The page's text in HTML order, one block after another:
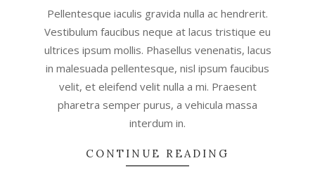
16
Pellentesque iaculis gravida nulla ac hendrerit.
Vestibulum faucibus neque at lacus tristique eu
ultrices ipsum mollis. Phasellus venenatis, lacus
in malesuada pellentesque, nisl ipsum faucibus
velit, et eleifend velit nulla a mi. Praesent
pharetra semper purus, a vehicula massa
interdum in.
CONTINUE READING